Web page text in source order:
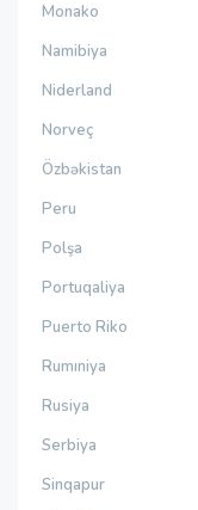
Monako
Namibiya
Niderland
Norveç
Özbəkistan
Peru
Polşa
Portuqaliya
Puerto Riko
Rumıniya
Rusiya
Serbiya
Sinqapur